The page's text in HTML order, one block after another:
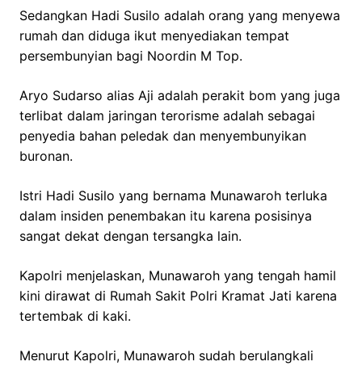
Sedangkan Hadi Susilo adalah orang yang menyewa
rumah dan diduga ikut menyediakan tempat
persembunyian bagi Noordin M Top.
Aryo Sudarso alias Aji adalah perakit bom yang juga
terlibat dalam jaringan terorisme adalah sebagai
penyedia bahan peledak dan menyembunyikan
buronan.
Istri Hadi Susilo yang bernama Munawaroh terluka
dalam insiden penembakan itu karena posisinya
sangat dekat dengan tersangka lain.
Kapolri menjelaskan, Munawaroh yang tengah hamil
kini dirawat di Rumah Sakit Polri Kramat Jati karena
tertembak di kaki.
Menurut Kapolri, Munawaroh sudah berulangkali